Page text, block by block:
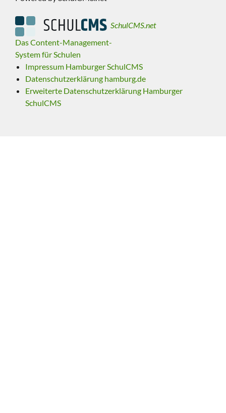
SchulCMS.net
Das Content-Management-
System für Schulen
Impressum Hamburger SchulCMS
Datenschutzerklärung hamburg.de
Erweiterte Datenschutzerklärung Hamburger
SchulCMS